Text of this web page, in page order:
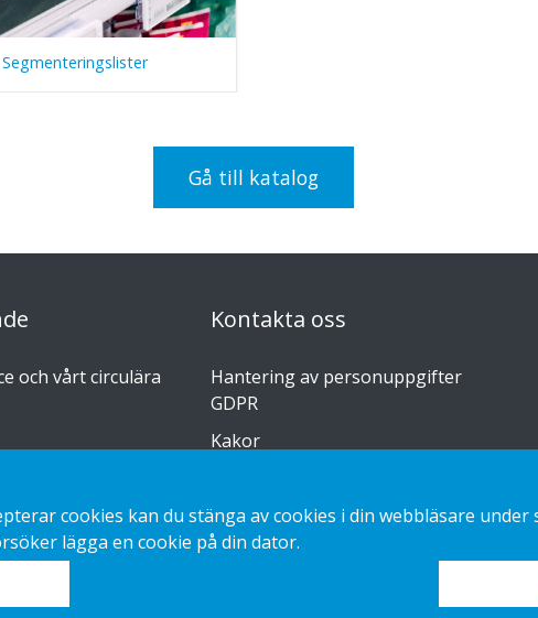
Segmenteringslister
Gå till katalog
och vårt circulära
Kontakta oss
Hantering av personuppgifter
GDPR
Kakor
cookies kan du stänga av cookies i din webbläsare
lägga en cookie på din dator.